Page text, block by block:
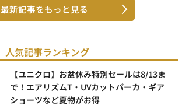
最新記事をもっと見る
人気記事ランキング
【ユニクロ】お盆休み特別セールは8/13ま
で！エアリズムT・UVカットパーカ・ギア
ショーツなど夏物がお得